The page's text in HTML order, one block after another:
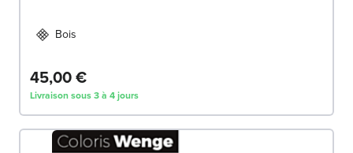
Bois
45,00 €
Livraison sous 3 à 4 jours